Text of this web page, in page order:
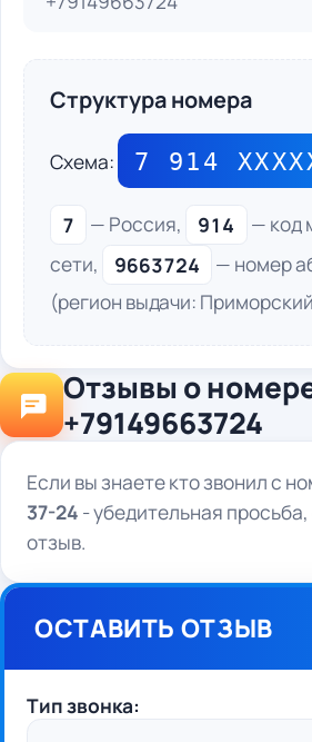
Структура номера
Схема: 7 914
7 — Россия, 914
— код
сети,
9663724
— номер
(регион выдачи:
Отзывы о
+79149663724
Если вы знаете кто звонил с
37-24 - убедительная
отзыв.
ОСТАВИТЬ ОТЗЫВ
Тип звонка: